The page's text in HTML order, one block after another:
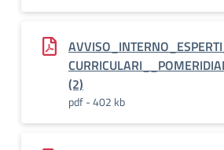
(2)
pdf - 402 kb